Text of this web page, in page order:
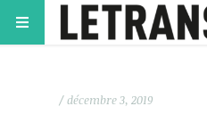
/ décembre 3, 2019